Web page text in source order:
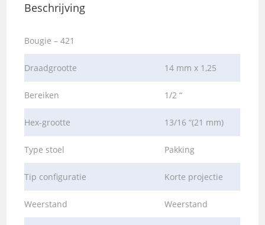
Beschrijving
Bougie – 421
Draadgrootte 14 mm x 1,25
Bereiken 1/2 “
Hex-grootte 13/16 “(21 mm)
Type stoel Pakking
Tip configuratie Korte projectie
Weerstand Weerstand